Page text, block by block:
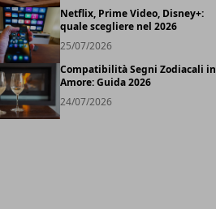
Netflix, Prime Video, Disney+:
quale scegliere nel 2026
25/07/2026
Compatibilità Segni Zodiacali in
Amore: Guida 2026
24/07/2026